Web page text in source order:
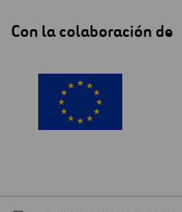
Con la colaboración de